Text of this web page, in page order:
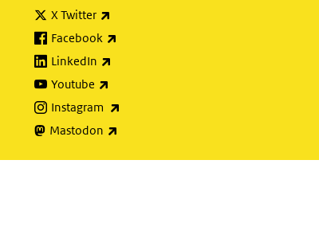
X Twitter
Facebook
LinkedIn
Youtube
Instagram
Mastodon